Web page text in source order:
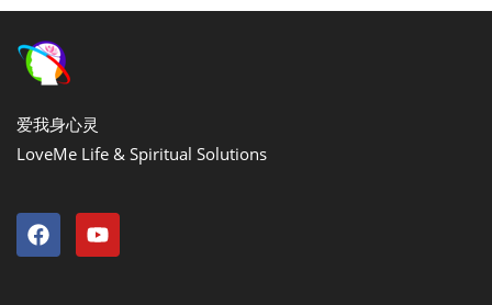
爱我身心灵
LoveMe Life & Spiritual Solutions